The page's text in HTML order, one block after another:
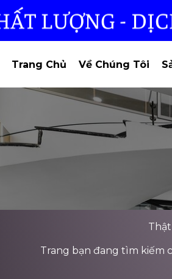
Trang Chủ Về Chúng Tôi
Trang bạn đang tìm kiếm